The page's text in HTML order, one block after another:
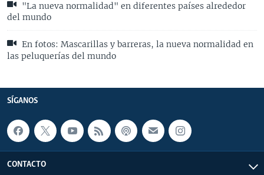
"La nueva normalidad" en diferentes países alrededor
del mundo
En fotos: Mascarillas y barreras, la nueva normalidad en
las peluquerías del mundo
SÍGANOS
CONTACTO